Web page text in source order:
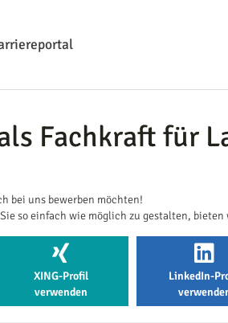
Fachkraft für
bei uns bewerben möchten!
Sie so einfach wie möglich zu gestalten,
XING-Profil
verwenden
LinkedIn-